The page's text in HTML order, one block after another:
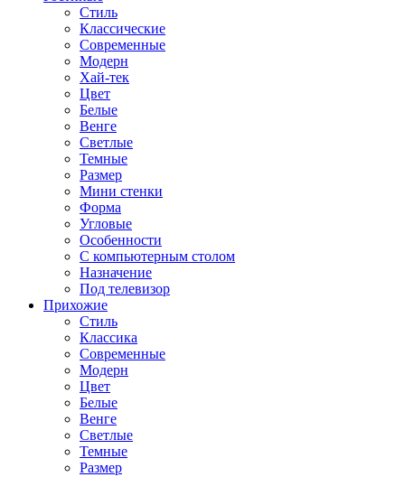
Стиль
Классические
Современные
Модерн
Хай-тек
Цвет
Белые
Венге
Светлые
Темные
Размер
Мини стенки
Форма
Угловые
Особенности
С компьютерным столом
Назначение
Под телевизор
Прихожие
Стиль
Классика
Современные
Модерн
Цвет
Белые
Венге
Светлые
Темные
Размер